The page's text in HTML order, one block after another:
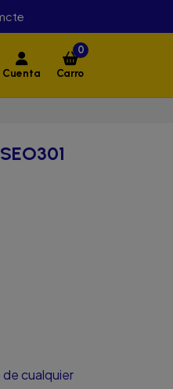
Cuenta
0
Carro
cualquier